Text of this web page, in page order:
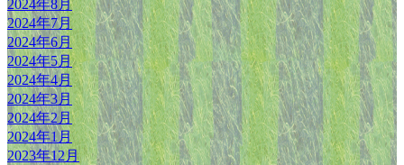
2024年8月
2024年7月
2024年6月
2024年5月
2024年4月
2024年3月
2024年2月
2024年1月
2023年12月